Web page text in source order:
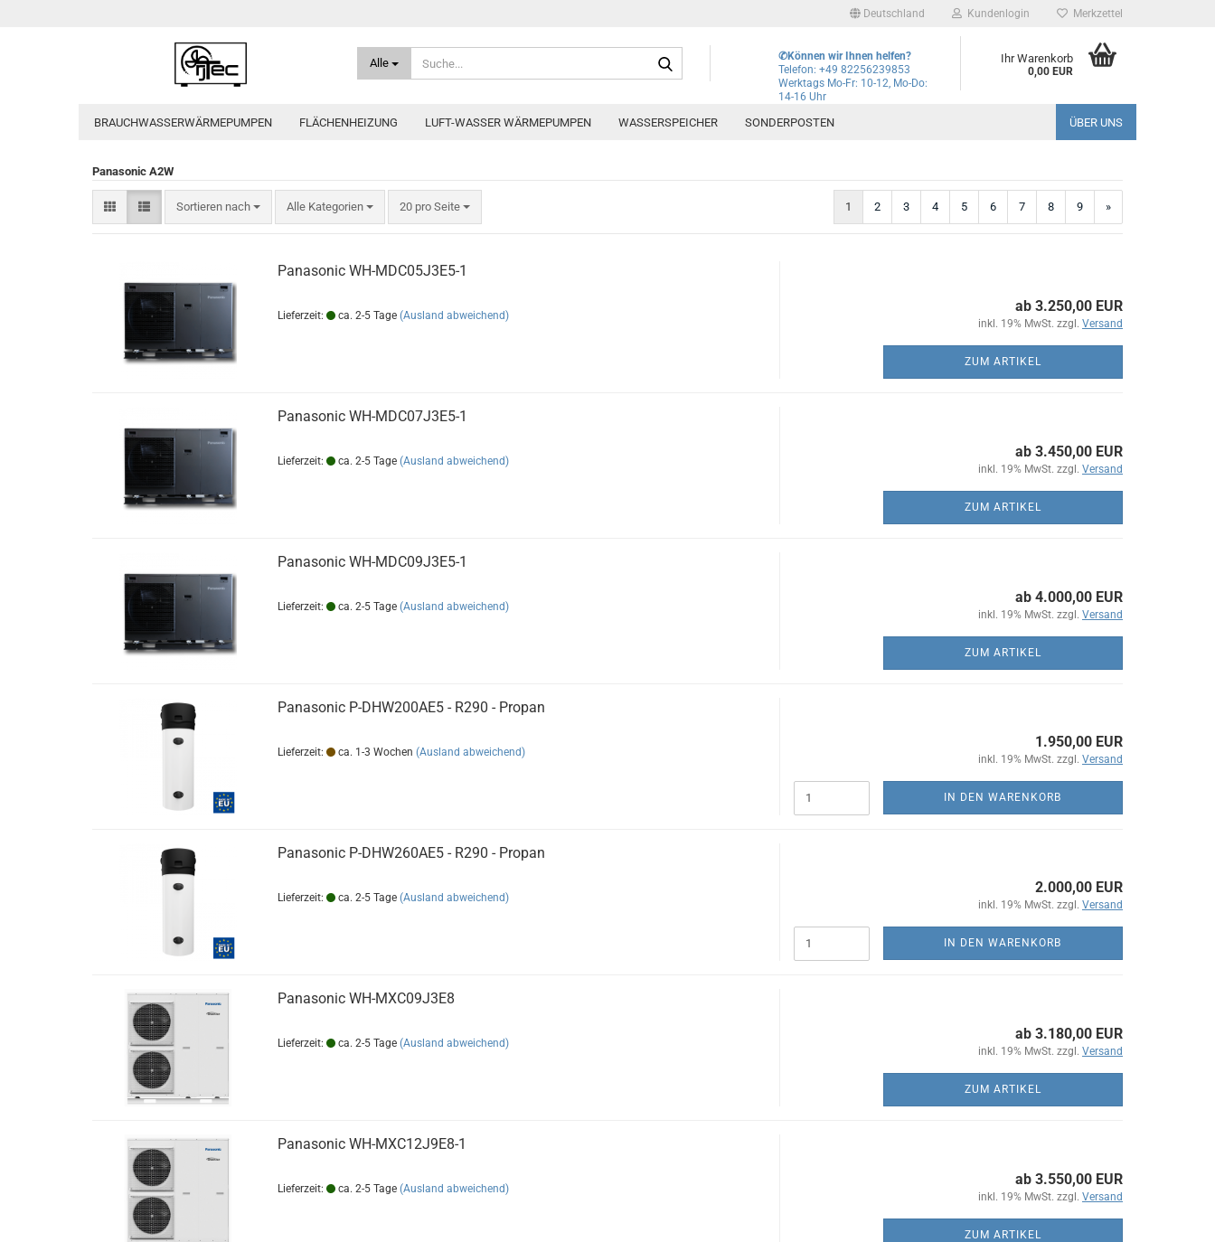
Deutschland
Lieferland
Kundenlogin Merkzettel
Alle
✆Können wir Ihnen helfen?
Telefon: +49 82256239853
Werktags Mo-Fr: 10-12, Mo-Do:
14-16 Uhr
Ihr Warenkorb
0,00 EUR
BRAUCHWASSERWÄRMEPUMPEN FLÄCHENHEIZUNG LUFT-WASSER WÄRMEPUMPEN WASSERSPEICHER SONDERPOSTEN ÜBER UNS
Panasonic A2W
Sortieren nach
Sortieren nach Alle Kategorien 20 pro Seite
pro Seite 1 2 3 4 5 6 7 8 9 »
Panasonic WH-MDC05J3E5-1
Lieferzeit: ca. 2-5 Tage (Ausland abweichend)
ab 3.250,00 EUR
inkl. 19% MwSt. zzgl. Versand
ZUM ARTIKEL
Panasonic WH-MDC07J3E5-1
Lieferzeit: ca. 2-5 Tage (Ausland abweichend)
ab 3.450,00 EUR
inkl. 19% MwSt. zzgl. Versand
ZUM ARTIKEL
Panasonic WH-MDC09J3E5-1
Lieferzeit: ca. 2-5 Tage (Ausland abweichend)
ab 4.000,00 EUR
inkl. 19% MwSt. zzgl. Versand
ZUM ARTIKEL
Panasonic P-DHW200AE5 - R290 - Propan
Lieferzeit: ca. 1-3 Wochen (Ausland abweichend)
1.950,00 EUR
inkl. 19% MwSt. zzgl. Versand
IN DEN WARENKORB
Panasonic P-DHW260AE5 - R290 - Propan
Lieferzeit: ca. 2-5 Tage (Ausland abweichend)
2.000,00 EUR
inkl. 19% MwSt. zzgl. Versand
IN DEN WARENKORB
Panasonic WH-MXC09J3E8
Lieferzeit: ca. 2-5 Tage (Ausland abweichend)
ab 3.180,00 EUR
inkl. 19% MwSt. zzgl. Versand
ZUM ARTIKEL
Panasonic WH-MXC12J9E8-1
Lieferzeit: ca. 2-5 Tage (Ausland abweichend)
ab 3.550,00 EUR
inkl. 19% MwSt. zzgl. Versand
ZUM ARTIKEL